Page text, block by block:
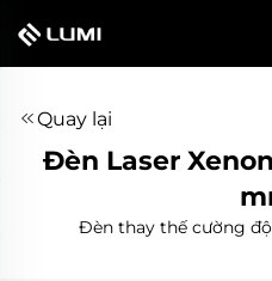
Quay lại
Đèn Laser
Đèn thay thế cường